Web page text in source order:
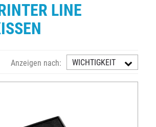
LINE
WICHTIGKEIT
Anzeigen nach: